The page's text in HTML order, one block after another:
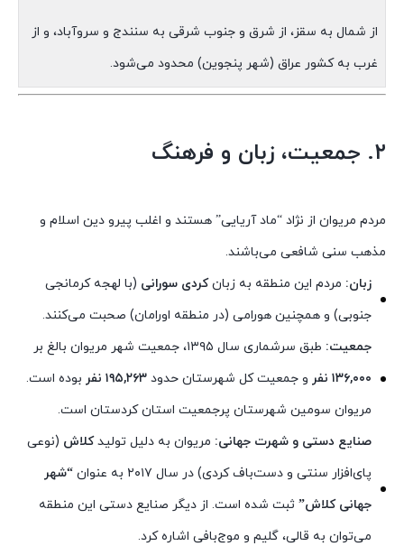
از شمال به سقز، از شرق و جنوب شرقی به سنندج و سروآباد، و از
غرب به کشور عراق (شهر پنجوین) محدود می‌شود.
۲. جمعیت، زبان و فرهنگ
مردم مریوان از نژاد “ماد آریایی” هستند و اغلب پیرو دین اسلام و
مذهب سنی شافعی می‌باشند.
زبان: مردم این منطقه به زبانکردی سورانی (با لهجه کرمانجی
جنوبی) و همچنین هورامی (در منطقه اورامان) صحبت می‌کنند.
جمعیت: طبق سرشماری سال ۱۳۹۵، جمعیت شهر مریوان بالغ بر
۱۳۶,۰۰۰ نفر
و جمعیت کل شهرستان حدود ۱۹۵,۲۶۳ نفر
بوده است.
مریوان سومین شهرستان پرجمعیت استان کردستان است.
صنایع دستی و شهرت جهانی: مریوان به دلیل تولیدکلاش (نوعی
پای‌افزار سنتی و دست‌باف کردی) در سال ۲۰۱۷ به عنوان
“شهر
جهانی کلاش” ثبت شده است. از دیگر صنایع دستی این منطقه
می‌توان به قالی، گلیم و موج‌بافی اشاره کرد.